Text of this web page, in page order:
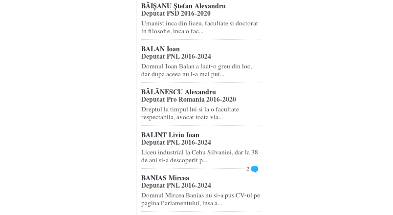
BĂIȘANU Ștefan Alexandru
Deputat PSD 2016-2020
Umanist inca din liceu, facultate si doctorat
in filosofie, inca o fac...
BALAN Ioan
Deputat PNL 2016-2024
Domnul Ioan Balan a luat-o greu din loc,
dar dupa aceea nu l-a mai put...
BĂLĂNESCU Alexandru
Deputat Pro Romania 2016-2020
Dreptul la timpul lui si la o facultate
respectabila, avocat toata via...
BALINT Liviu Ioan
Deputat PNL 2016-2024
Liceu industrial la Cehu Silvaniei, dar la 38
de ani si-a descoperit p...
2
BANIAS Mircea
Deputat PNL 2016-2024
Domnul Mircea Banias nu si-a pus CV-ul pe
pagina Parlamentului, insa a...